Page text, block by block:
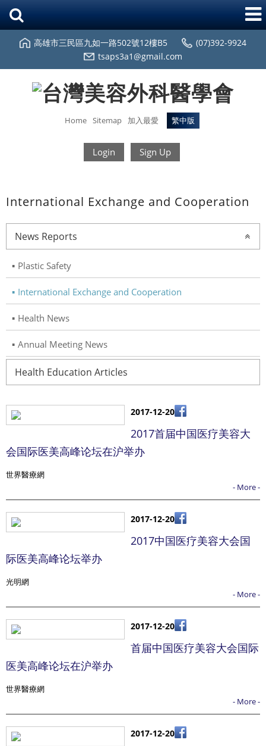
高雄市三民區九如一路502號12樓B5
(07)392-9924
tsaps3a1@gmail.com
Home Sitemap 加入最愛 繁中版
Login Sign Up
International Exchange and Cooperation
News Reports
Plastic Safety
International Exchange and Cooperation
Health News
Annual Meeting News
Health Education Articles
2017-12-20
2017首届中国医疗美容大
会国际医美高峰论坛在沪举办
世界醫療網
- More -
2017-12-20
2017中国医疗美容大会国
际医美高峰论坛举办
光明網
- More -
2017-12-20
首届中国医疗美容大会国际
医美高峰论坛在沪举办
世界醫療網
- More -
2017-12-20